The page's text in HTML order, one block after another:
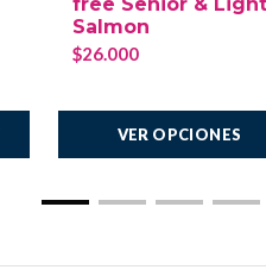
Salmon
$26.000
VER OPCIONES